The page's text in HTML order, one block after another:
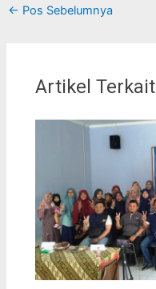
← Pos Sebelumnya
Artikel Terkait